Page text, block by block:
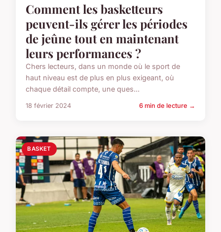
Comment les basketteurs
peuvent-ils gérer les périodes
de jeûne tout en maintenant
leurs performances ?
Chers lecteurs, dans un monde où le sport de
haut niveau est de plus en plus exigeant, où
chaque détail compte, une ques...
18 février 2024 6 min de lecture →
BASKET